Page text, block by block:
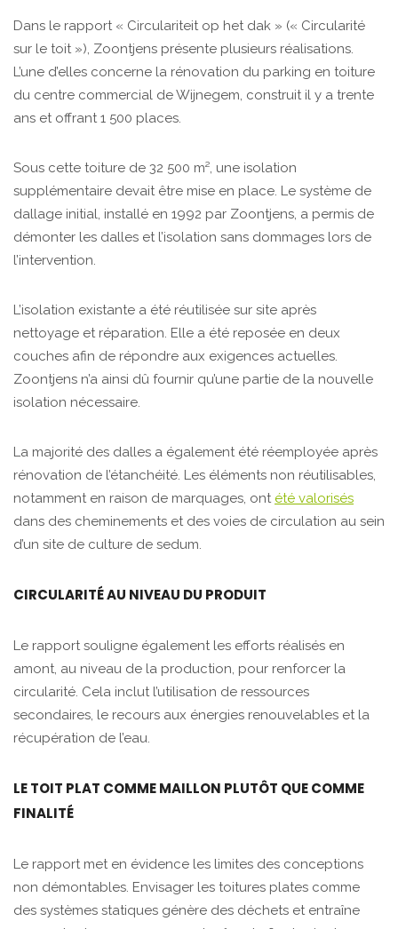
Dans le rapport « Circulariteit op het dak » (« Circularité
sur le toit »), Zoontjens présente plusieurs réalisations.
L’une d’elles concerne la rénovation du parking en toiture
du centre commercial de Wijnegem, construit il y a trente
ans et offrant 1 500 places.
Sous cette toiture de 32 500 m², une isolation
supplémentaire devait être mise en place. Le système de
dallage initial, installé en 1992 par Zoontjens, a permis de
démonter les dalles et l’isolation sans dommages lors de
l’intervention.
L’isolation existante a été réutilisée sur site après
nettoyage et réparation. Elle a été reposée en deux
couches afin de répondre aux exigences actuelles.
Zoontjens n’a ainsi dû fournir qu’une partie de la nouvelle
isolation nécessaire.
La majorité des dalles a également été réemployée après
rénovation de l’étanchéité. Les éléments non réutilisables,
notamment en raison de marquages, ont été valorisés
dans des cheminements et des voies de circulation au sein
d’un site de culture de sedum.
CIRCULARITÉ AU NIVEAU DU PRODUIT
Le rapport souligne également les efforts réalisés en
amont, au niveau de la production, pour renforcer la
circularité. Cela inclut l’utilisation de ressources
secondaires, le recours aux énergies renouvelables et la
récupération de l’eau.
LE TOIT PLAT COMME MAILLON PLUTÔT QUE COMME
FINALITÉ
Le rapport met en évidence les limites des conceptions
non démontables. Envisager les toitures plates comme
des systèmes statiques génère des déchets et entraîne